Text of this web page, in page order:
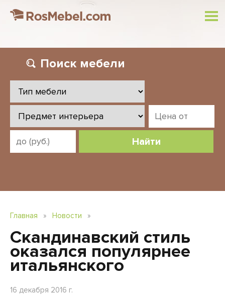
Поиск мебели
Найти
Главная » Новости »
Скандинавский стиль
оказался популярнее
итальянского
16 декабря 2016 г.